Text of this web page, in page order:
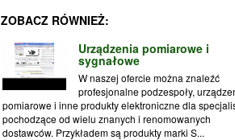
ZOBACZ RÓWNIEŻ:
Urządzenia pomiarowe i
sygnałowe
W naszej ofercie można znaleźć
profesjonalne podzespoły,
pomiarowe i inne produkty elektroniczne dla
pochodzące od wielu znanych i renomowanych
dostawców. Przykładem są produkty marki S...